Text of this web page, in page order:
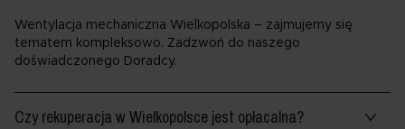
Wentylacja mechaniczna Wielkopolska – zajmujemy się
tematem kompleksowo. Zadzwoń do naszego
doświadczonego Doradcy.
Czy rekuperacja w Wielkopolsce jest opłacalna?